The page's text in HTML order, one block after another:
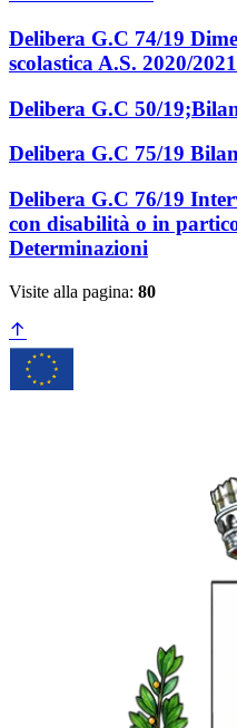
Delibera G.C 74/19
scolastica A.S. 2020/
Delibera G.C 50/
Delibera G.C 75/19
Delibera G.C 76/19
con disabilità o in
Determinazioni
Visite alla pagina: 80